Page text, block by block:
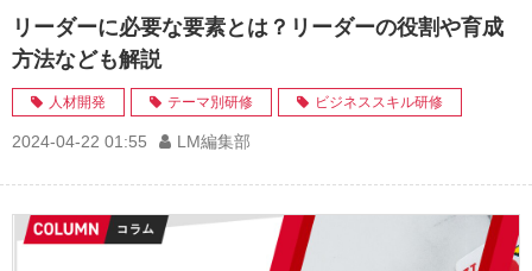
リーダーに必要な要素とは？リーダーの役割や育成
方法なども解説
人材開発 テーマ別研修 ビジネススキル研修
2024-04-22 01:55 LM編集部